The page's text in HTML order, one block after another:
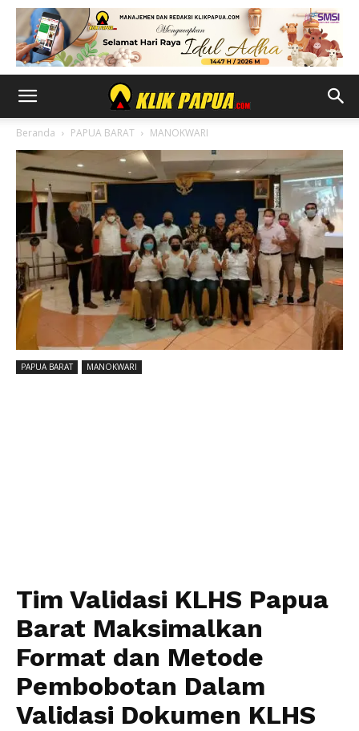
Beranda PAPUA BARAT MANOKWARI
PAPUA BARAT MANOKWARI
Tim Validasi KLHS Papua
Barat Maksimalkan
Format dan Metode
Pembobotan Dalam
Validasi Dokumen KLHS